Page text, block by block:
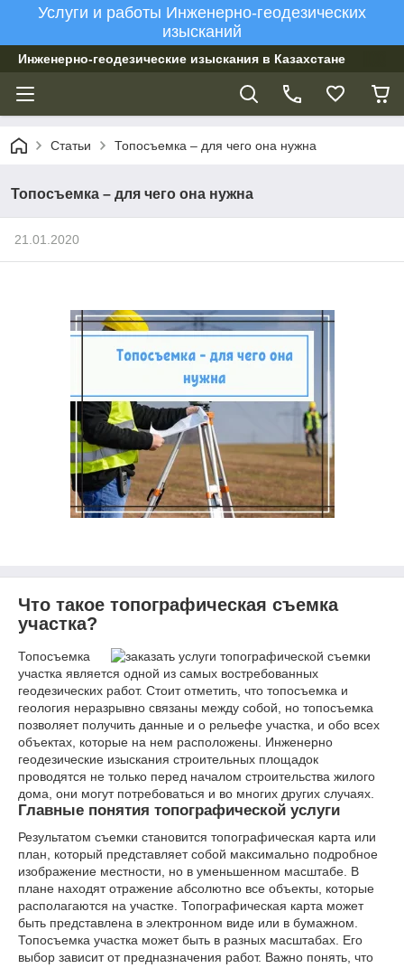
Услуги и работы Инженерно-геодезических
изысканий
Инженерно-геодезические изыскания в Казахстане
Статьи Топосъемка – для чего она нужна
Топосъемка – для чего она нужна
21.01.2020
Что такое топографическая съемка
участка?
Топосъемка
участка является одной из самых востребованных
геодезических работ. Стоит отметить, что топосъемка и
геология неразрывно связаны между собой, но топосъемка
позволяет получить данные и о рельефе участка, и обо всех
объектах, которые на нем расположены. Инженерно
геодезические изыскания строительных площадок
проводятся не только перед началом строительства жилого
дома, они могут потребоваться и во многих других случаях.
Главные понятия топографической услуги
Результатом съемки становится топографическая карта или
план, который представляет собой максимально подробное
изображение местности, но в уменьшенном масштабе. В
плане находят отражение абсолютно все объекты, которые
располагаются на участке. Топографическая карта может
быть представлена в электронном виде или в бумажном.
Топосъемка участка может быть в разных масштабах. Его
выбор зависит от предназначения работ. Важно понять, что